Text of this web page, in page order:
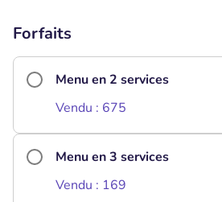
Forfaits
Menu en 2 services
Vendu : 675
Menu en 3 services
Vendu : 169